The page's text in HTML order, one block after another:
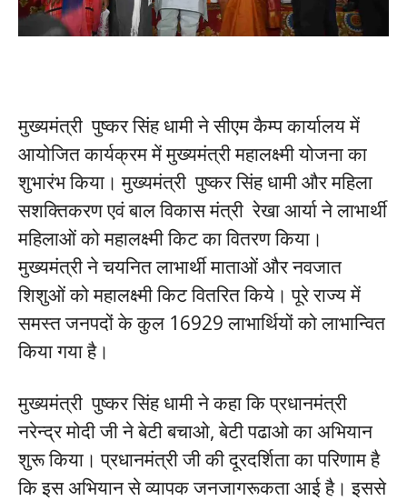
मुख्यमंत्री पुष्कर सिंह धामी ने सीएम कैम्प कार्यालय में
आयोजित कार्यक्रम में मुख्यमंत्री महालक्ष्मी योजना का
शुभारंभ किया। मुख्यमंत्री पुष्कर सिंह धामी और महिला
सशक्तिकरण एवं बाल विकास मंत्री रेखा आर्या ने लाभार्थी
महिलाओं को महालक्ष्मी किट का वितरण किया।
मुख्यमंत्री ने चयनित लाभार्थी माताओं और नवजात
शिशुओं को महालक्ष्मी किट वितरित किये। पूरे राज्य में
समस्त जनपदों के कुल 16929 लाभार्थियों को लाभान्वित
किया गया है।
मुख्यमंत्री पुष्कर सिंह धामी ने कहा कि प्रधानमंत्री
नरेन्द्र मोदी जी ने बेटी बचाओ, बेटी पढाओ का अभियान
शुरू किया। प्रधानमंत्री जी की दूरदर्शिता का परिणाम है
कि इस अभियान से व्यापक जनजागरूकता आई है। इससे